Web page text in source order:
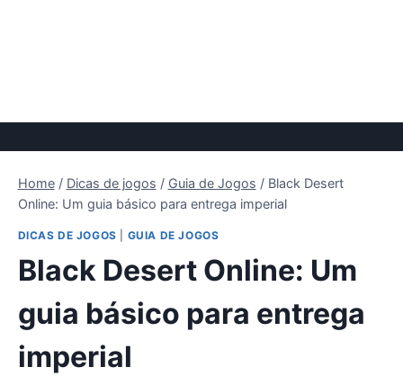
Home / Dicas de jogos / Guia de Jogos / Black Desert
Online: Um guia básico para entrega imperial
DICAS DE JOGOS GUIA DE JOGOS
Black Desert Online: Um
guia básico para entrega
imperial